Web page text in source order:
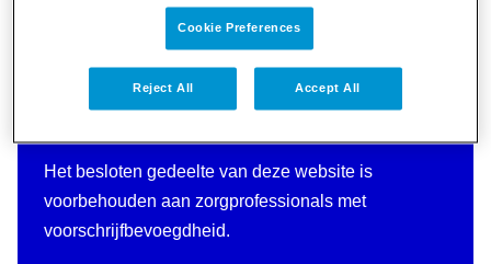
Het besloten gedeelte van deze website is
voorbehouden aan zorgprofessionals met
voorschrijfbevoegdheid.
Cookie Preferences
Reject All Accept All